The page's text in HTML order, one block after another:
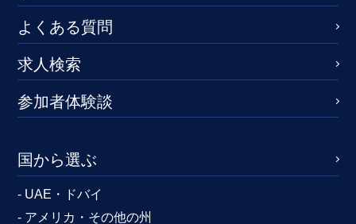
よくある質問
求人検索
参加者体験談
国から選ぶ
- UAE・ドバイ
- アメリカ・その他の州